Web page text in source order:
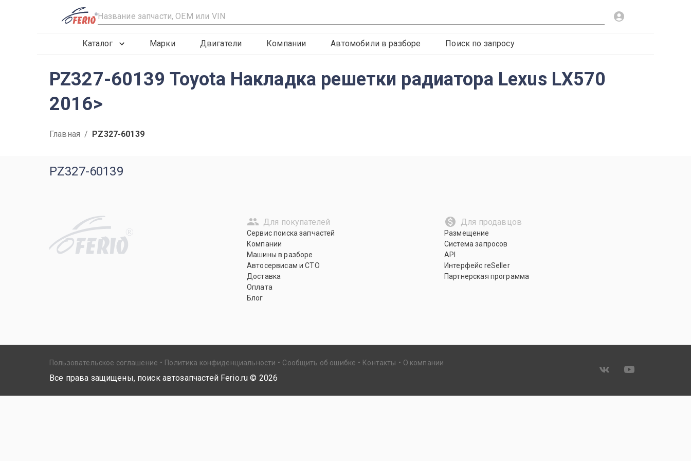
R
Каталог Марки Двигатели Компании Автомобили в разборе Поиск по запросу
PZ327-60139 Toyota Накладка решетки радиатора Lexus LX570
2016>
Главная / PZ327-60139
PZ327-60139
R
Для покупателей
Сервис поиска запчастей
Компании
Машины в разборе
Автосервисам и СТО
Доставка
Оплата
Блог
Для продавцов
Размещение
Система запросов
API
Интерфейс reSeller
Партнерская программа
Пользовательское соглашение Политика конфиденциальности Сообщить об ошибке Контакты О компании
Все права защищены, поиск автозапчастей Ferio.ru © 2026